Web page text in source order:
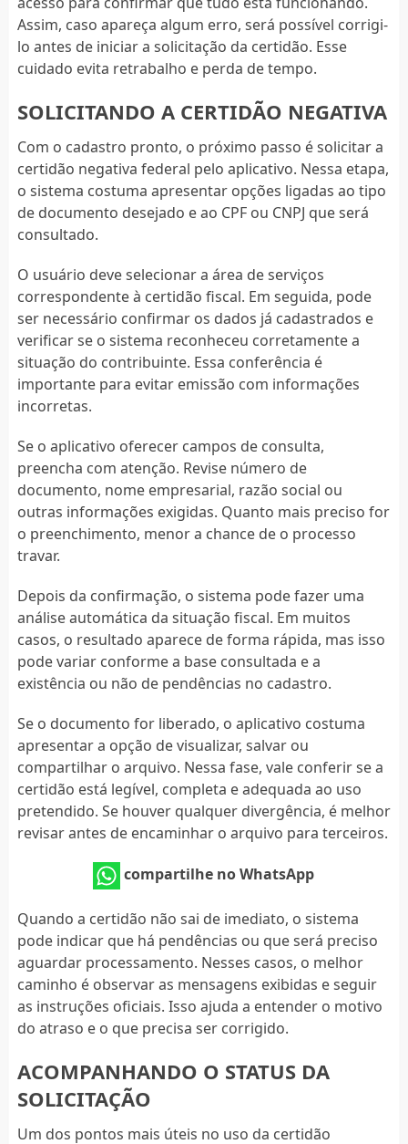
Assim, caso apareça algum erro, será possível corrigi-
lo antes de iniciar a solicitação da certidão. Esse
cuidado evita retrabalho e perda de tempo.
SOLICITANDO A CERTIDÃO NEGATIVA
Com o cadastro pronto, o próximo passo é solicitar a
certidão negativa federal pelo aplicativo. Nessa etapa,
o sistema costuma apresentar opções ligadas ao tipo
de documento desejado e ao CPF ou CNPJ que será
consultado.
O usuário deve selecionar a área de serviços
correspondente à certidão fiscal. Em seguida, pode
ser necessário confirmar os dados já cadastrados e
verificar se o sistema reconheceu corretamente a
situação do contribuinte. Essa conferência é
importante para evitar emissão com informações
incorretas.
Se o aplicativo oferecer campos de consulta,
preencha com atenção. Revise número de
documento, nome empresarial, razão social ou
outras informações exigidas. Quanto mais preciso for
o preenchimento, menor a chance de o processo
travar.
Depois da confirmação, o sistema pode fazer uma
análise automática da situação fiscal. Em muitos
casos, o resultado aparece de forma rápida, mas isso
pode variar conforme a base consultada e a
existência ou não de pendências no cadastro.
Se o documento for liberado, o aplicativo costuma
apresentar a opção de visualizar, salvar ou
compartilhar o arquivo. Nessa fase, vale conferir se a
certidão está legível, completa e adequada ao uso
pretendido. Se houver qualquer divergência, é melhor
revisar antes de encaminhar o arquivo para terceiros.
compartilhe no WhatsApp
Quando a certidão não sai de imediato, o sistema
pode indicar que há pendências ou que será preciso
aguardar processamento. Nesses casos, o melhor
caminho é observar as mensagens exibidas e seguir
as instruções oficiais. Isso ajuda a entender o motivo
do atraso e o que precisa ser corrigido.
ACOMPANHANDO O STATUS DA
SOLICITAÇÃO
Um dos pontos mais úteis no uso da certidão